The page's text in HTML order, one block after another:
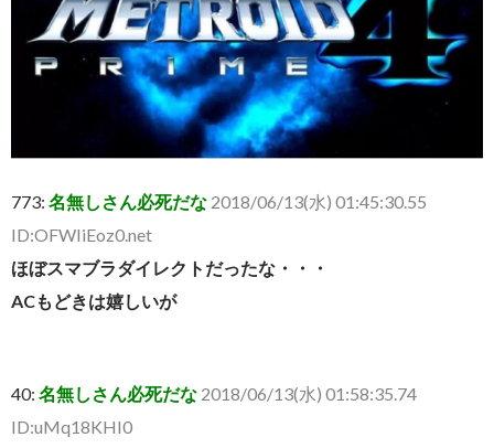
773: 名無しさん必死だな 2018/06/13(水) 01:45:30.55
ID:OFWIiEoz0.net
ほぼスマブラダイレクトだったな・・・
ACもどきは嬉しいが
40: 名無しさん必死だな 2018/06/13(水) 01:58:35.74
ID:uMq18KHI0